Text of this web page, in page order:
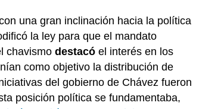
una gran inclinación hacia la política
la ley para que el mandato
chavismo destacó el interés en los
como objetivo la distribución de
del gobierno de Chávez fueron
posición política se fundamentaba,